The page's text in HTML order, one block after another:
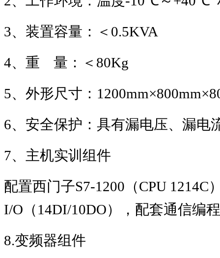
3、装置容量：＜ 0.5KVA
4、重 量：＜ 80Kg
5、外形尺寸：
6、安全保护：具有漏电压、漏电
7、主机实训组件
配置西门子S7-1200 （CPU 1214C
I/O （14DI/10DO），配套通信编
8.变频器组件